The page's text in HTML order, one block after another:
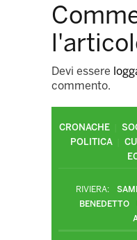
Devi essere
commento.
CRONACHE
POLITICA
RIVIERA:
BENEDETTO